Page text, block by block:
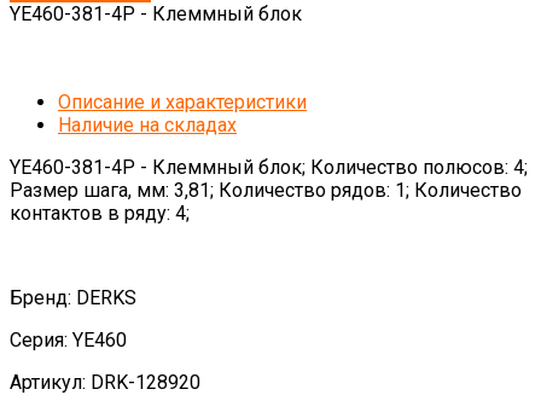
YE460-381-4P - Клеммный блок
Описание и характеристики
Наличие на складах
YE460-381-4P - Клеммный блок; Количество полюсов: 4;
Размер шага, мм: 3,81; Количество рядов: 1; Количество
контактов в ряду: 4;
Бренд: DERKS
Серия: YE460
Артикул: DRK-128920